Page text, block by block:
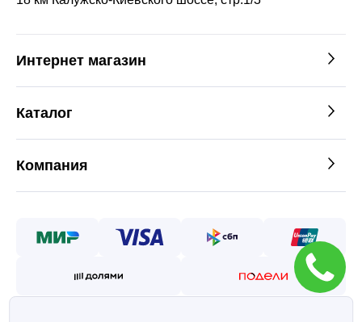
Интернет магазин
Каталог
Компания